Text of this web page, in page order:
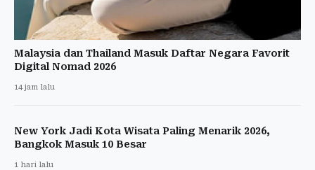
Malaysia dan Thailand Masuk Daftar Negara Favorit
Digital Nomad 2026
14 jam lalu
New York Jadi Kota Wisata Paling Menarik 2026,
Bangkok Masuk 10 Besar
1 hari lalu